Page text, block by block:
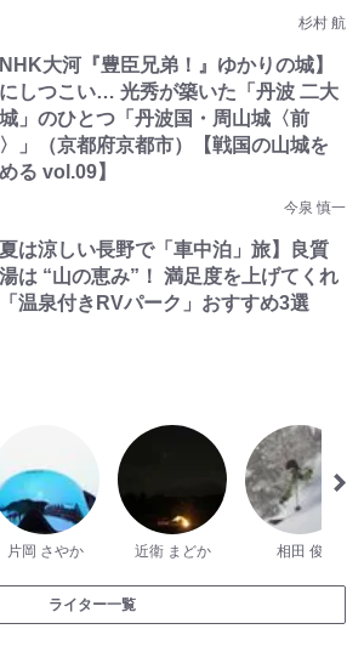
杉村 航
NHK大河『豊臣兄弟！』ゆかりの城】
しつこい… 光秀が築いた「丹波 二大
」のひとつ「丹波国・周山城〈前
」（京都府京都市）【戦国の山城を
る vol.09】
今泉 慎一
夏は涼しい長野で「車中泊」旅】良質
は “山の恵み”！ 満足度を上げてくれ
温泉付きRVパーク」おすすめ3選
片岡 さやか 近衛 まどか 相田 俊
ライター一覧